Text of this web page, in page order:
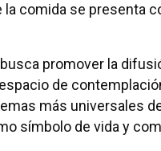
la comida se presenta
promover la
de
más universales
símbolo de vida y